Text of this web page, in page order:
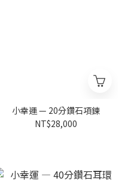
小幸運 — 20分鑽石項鍊
NT$28,000